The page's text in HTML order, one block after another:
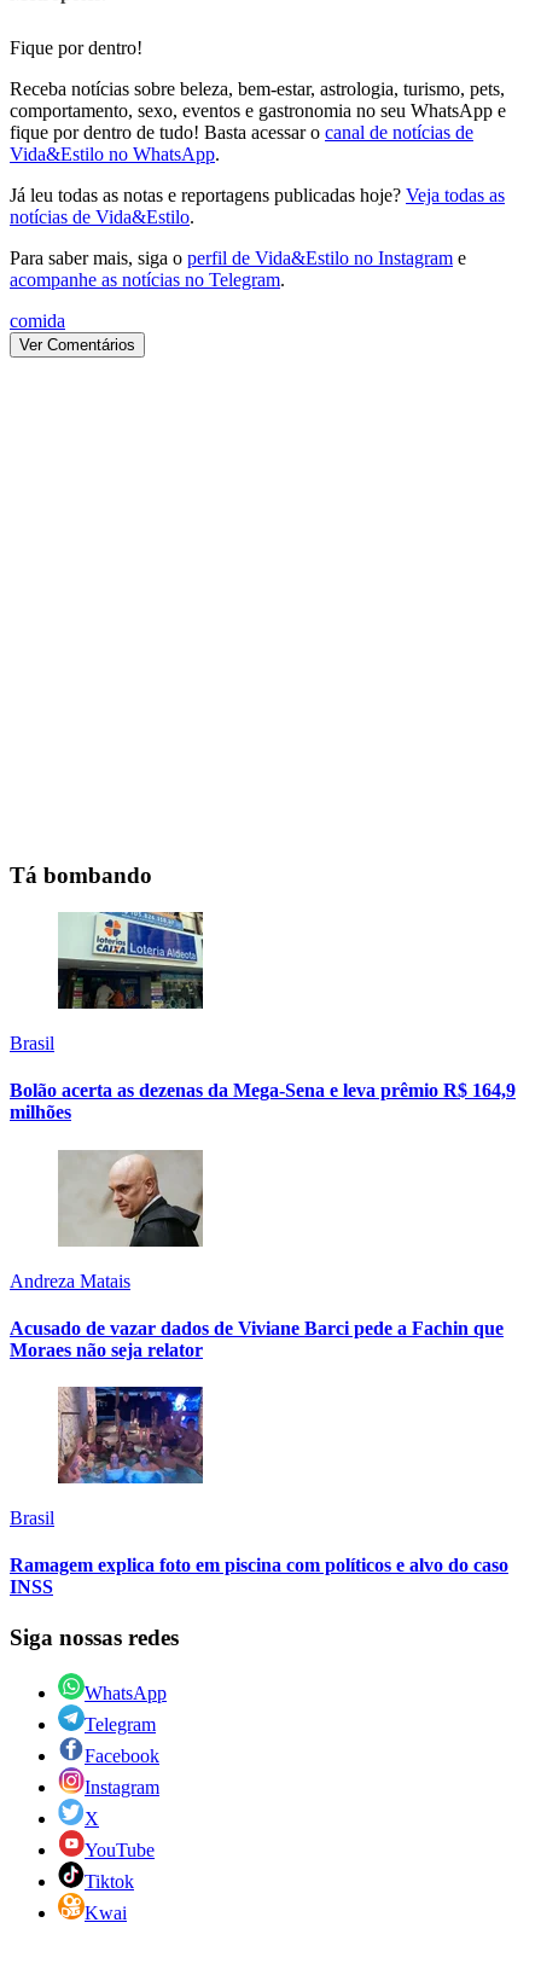
Fique por dentro!
Receba notícias sobre beleza, bem-estar, astrologia, turismo, pets,
comportamento, sexo, eventos e gastronomia no seu WhatsApp e
fique por dentro de tudo! Basta acessar o canal de notícias de
Vida&Estilo no WhatsApp.
Já leu todas as notas e reportagens publicadas hoje? Veja todas as
notícias de Vida&Estilo.
Para saber mais, siga o perfil de Vida&Estilo no Instagram e
acompanhe as notícias no Telegram.
comida
Ver Comentários
Tá bombando
Brasil
Bolão acerta as dezenas da Mega-Sena e leva prêmio R$ 164,9
milhões
Andreza Matais
Acusado de vazar dados de Viviane Barci pede a Fachin que
Moraes não seja relator
Brasil
Ramagem explica foto em piscina com políticos e alvo do caso
INSS
Siga nossas redes
WhatsApp
Telegram
Facebook
Instagram
X
YouTube
Tiktok
Kwai